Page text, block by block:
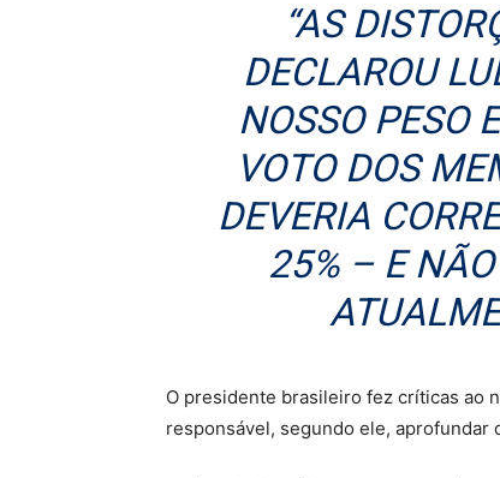
“AS
DECLAROU
NOSSO PESO
VOTO DOS
DEVERIA
25% – E
O presidente brasileiro fez críticas ao
responsável, segundo ele, aprofundar